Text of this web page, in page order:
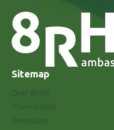
Sitemap